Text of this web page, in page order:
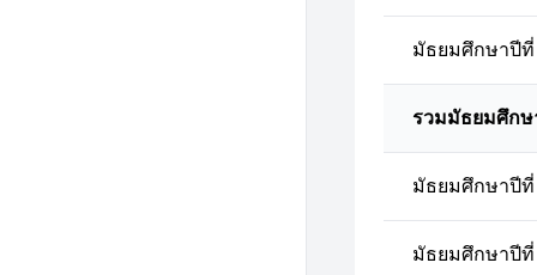
มัธยมศึกษาปีที่
รวมมัธยมศึก
มัธยมศึกษาปีที่
มัธยมศึกษาปีที่